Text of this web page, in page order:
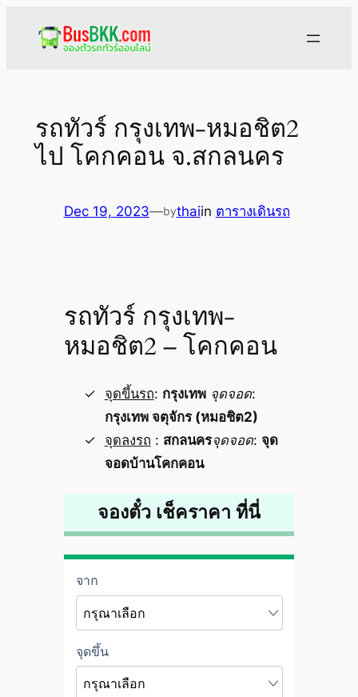
รถทัวร์ กรุงเทพ-หมอชิต2
ไป โคกคอน จ.สกลนคร
Dec 19, 2023—bythaiin ตารางเดินรถ
รถทัวร์ กรุงเทพ-
หมอชิต2 – โคกคอน
จุดขึ้นรถ: กรุงเทพ จุดจอด:
กรุงเทพ จตุจักร (หมอชิต2)
จุดลงรถ : สกลนครจุดจอด: จุด
จอดบ้านโคกคอน
จองตั๋ว เช็คราคา ที่นี่